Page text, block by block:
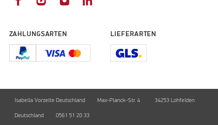
ZAHLUNGSARTEN LIEFERARTEN
Isabella Vorzelte Deutschland Max-Planck-Str. 4 34253 Lohfelden
Deutschland 0561 51 20 33